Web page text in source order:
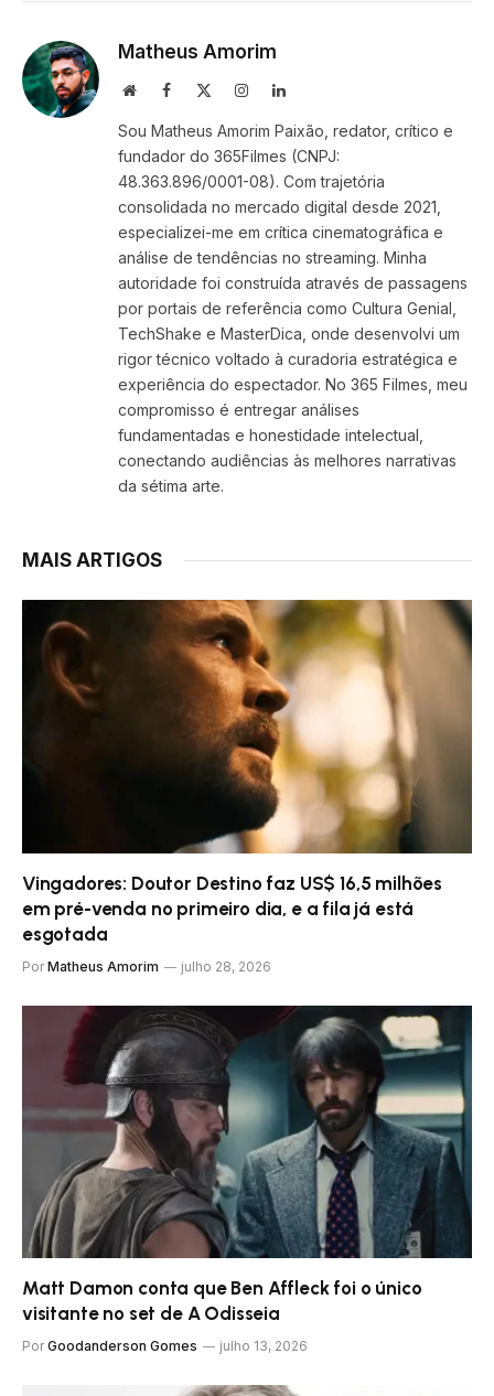
Matheus Amorim
WebsiteFacebook InstagramLinkedIn
Sou Matheus Amorim Paixão, redator, crítico e
fundador do 365Filmes (CNPJ:
48.363.896/0001-08). Com trajetória
consolidada no mercado digital desde 2021,
especializei-me em crítica cinematográfica e
análise de tendências no streaming. Minha
autoridade foi construída através de passagens
por portais de referência como Cultura Genial,
TechShake e MasterDica, onde desenvolvi um
rigor técnico voltado à curadoria estratégica e
experiência do espectador. No 365 Filmes, meu
compromisso é entregar análises
fundamentadas e honestidade intelectual,
conectando audiências às melhores narrativas
da sétima arte.
MAIS ARTIGOS
Vingadores: Doutor Destino faz US$ 16,5 milhões
em pré-venda no primeiro dia, e a fila já está
esgotada
Por Matheus Amorim julho 28, 2026
Matt Damon conta que Ben Affleck foi o único
visitante no set de A Odisseia
Por Goodanderson Gomes julho 13, 2026